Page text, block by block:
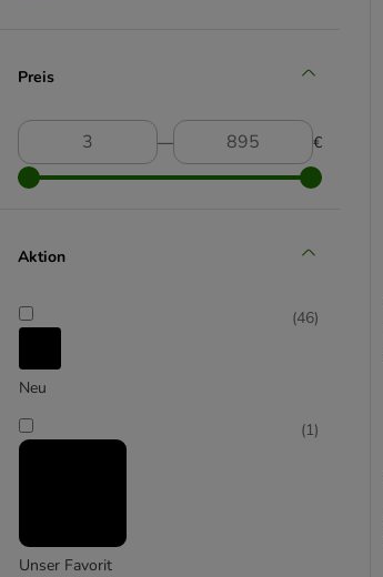
Kerbl Hobbyfarming
Modern Living
(1
Preis
― €
Aktion
Neu
(46)
Unser Favorit
(1)